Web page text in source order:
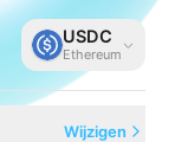
USDC
Ethereum
Wijzigen